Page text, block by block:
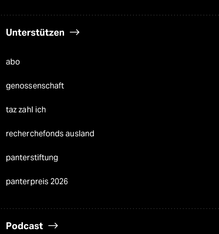
Unterstützen
abo
genossenschaft
taz zahl ich
recherchefonds ausland
panterstiftung
panterpreis 2026
Podcast